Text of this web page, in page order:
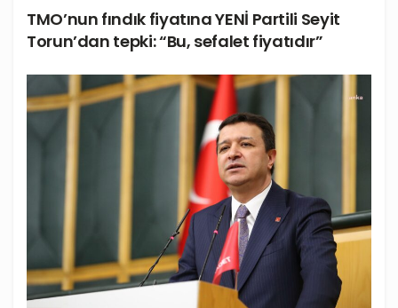
TMO’nun fındık fiyatına YENİ Partili Seyit
Torun’dan tepki: “Bu, sefalet fiyatıdır”